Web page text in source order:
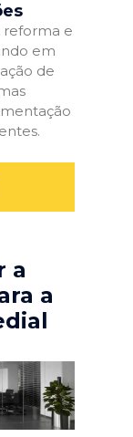
reforma e
em
de
a
a